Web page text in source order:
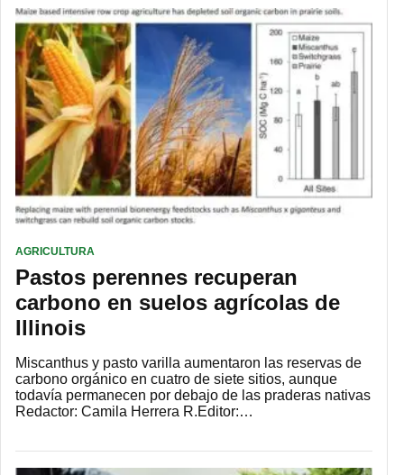
AGRICULTURA
Pastos perennes recuperan
carbono en suelos agrícolas de
Illinois
Miscanthus y pasto varilla aumentaron las reservas de
carbono orgánico en cuatro de siete sitios, aunque
todavía permanecen por debajo de las praderas nativas
Redactor: Camila Herrera R.Editor:…